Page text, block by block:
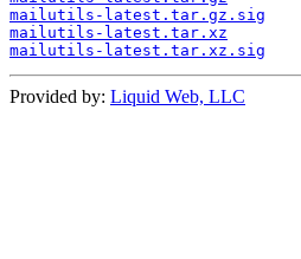
mailutils-latest.tar.gz.sig
mailutils-latest.tar.xz
mailutils-latest.tar.xz.sig
Provided by: Liquid Web, LLC